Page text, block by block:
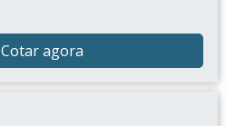
Cotar agora